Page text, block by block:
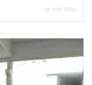
GIU 2026